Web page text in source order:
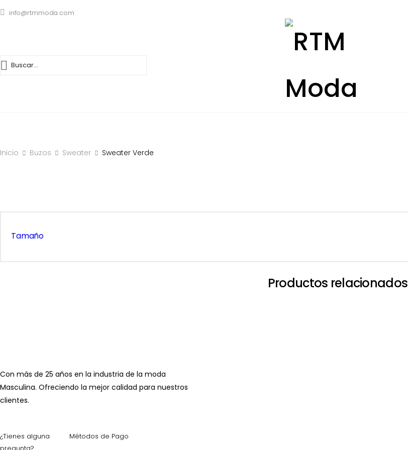
info@rtmmoda.com
Inicio Buzos Sweater Sweater Verde
Tamaño
Productos relacionados
Con más de 25 años en la industria de la moda
Masculina. Ofreciendo la mejor calidad para nuestros
clientes.
¿Tienes alguna
Métodos de Pago